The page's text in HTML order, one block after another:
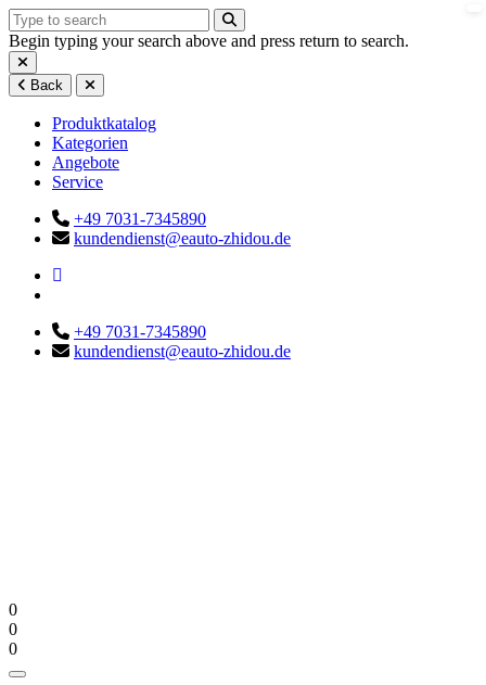
Begin typing your search above and press return to search.
Back
Produktkatalog
Kategorien
Angebote
Service
+49 7031-7345890
kundendienst@eauto-zhidou.de
+49 7031-7345890
kundendienst@eauto-zhidou.de
0
0
0